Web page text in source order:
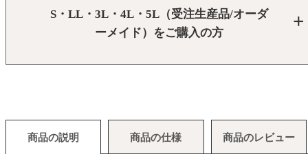
S・LL・3L・4L・5L（受注生産品/オーダ
ーメイド）をご購入の方
商品の説明 商品の仕様 商品のレビュー